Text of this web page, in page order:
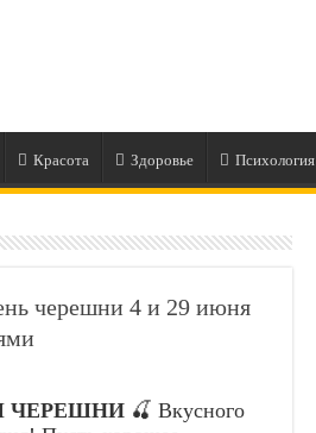
Красота Здоровье Психология
черешни 4 и 29 июня
ЧЕРЕШНИ🍒 Вкусного